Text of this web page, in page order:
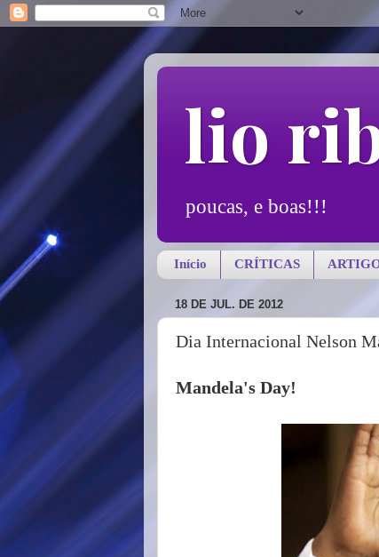
lio
poucas, e boas!!!
Início CRÍTICAS
18 DE JUL. DE 2012
Dia Internacional Nelson
Mandela's Day!